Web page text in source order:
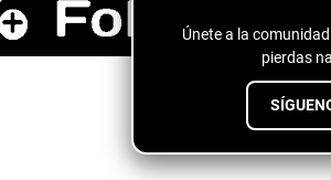
Únete a la
pierdas